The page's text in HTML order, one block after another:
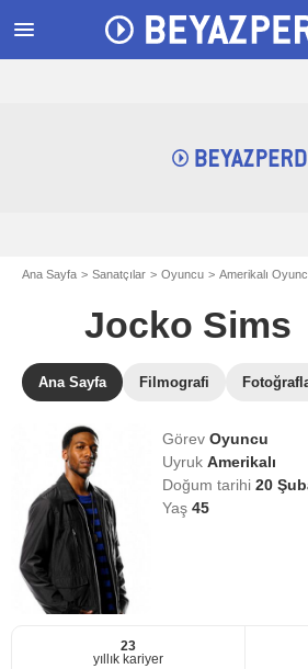
menu
Ana Sayfa Sanatçılar Oyuncu Amerikalı
Jocko Sims
Ana Sayfa Filmografi
GörevOyuncu
UyrukAmerikalı
Doğum tarihi20
Yaş45
23
yıllık kariyer